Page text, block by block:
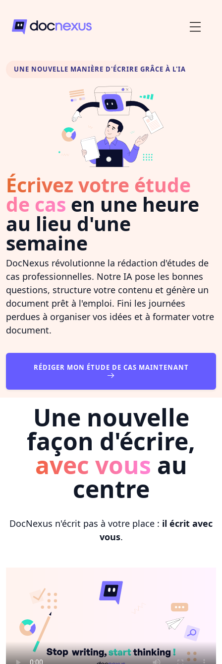
UNE NOUVELLE MANIÈRE D'ÉCRIRE GRÂCE À L'IA
Écrivez votre étude
de cas en une heure
au lieu d'une
semaine
DocNexus révolutionne la rédaction d'études de
cas professionnelles. Notre IA pose les bonnes
questions, structure votre contenu et génère un
document prêt à l'emploi. Fini les journées
perdues à organiser vos idées et à formater votre
document.
RÉDIGER MON ÉTUDE DE CAS MAINTENANT
Une nouvelle
façon d'écrire,
avec vous au
centre
DocNexus n'écrit pas à votre place : il écrit avec
vous.